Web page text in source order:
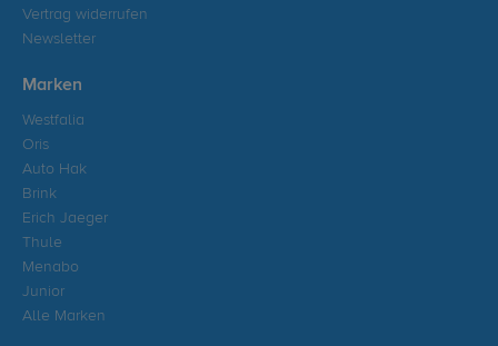
Vertrag widerrufen
Newsletter
Marken
Westfalia
Oris
Auto Hak
Brink
Erich Jaeger
Thule
Menabo
Junior
Alle Marken